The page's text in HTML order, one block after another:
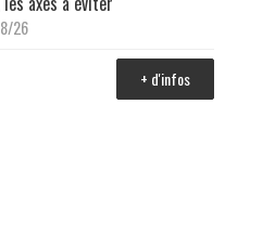
26
+ d'infos